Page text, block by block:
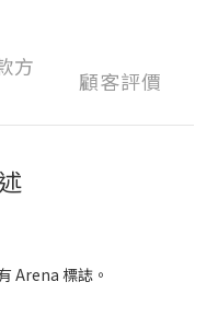
方
顧客評價
Arena 標誌。